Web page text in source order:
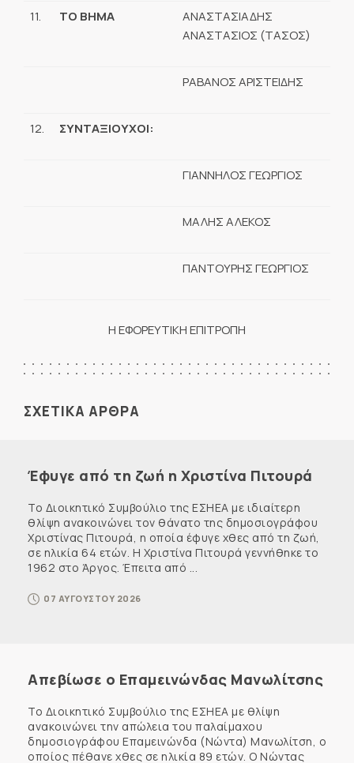
11. ΤΟ ΒΗΜΑ
ΑΝΑΣΤΑΣΙΑΔΗΣ
ΑΝΑΣΤΑΣΙΟΣ (ΤΑΣΟΣ)
ΡΑΒΑΝΟΣ ΑΡΙΣΤΕΙΔΗΣ
12. ΣΥΝΤΑΞΙΟΥΧΟΙ:
ΓΙΑΝΝΗΛΟΣ ΓΕΩΡΓΙΟΣ
ΜΑΛΗΣ ΑΛΕΚΟΣ
ΠΑΝΤΟΥΡΗΣ ΓΕΩΡΓΙΟΣ
Η ΕΦΟΡΕΥΤΙΚΗ ΕΠΙΤΡΟΠΗ
ΣΧΕΤΙΚΑ ΑΡΘΡΑ
Έφυγε από τη ζωή η Χριστίνα Πιτουρά
Το Διοικητικό Συμβούλιο της ΕΣΗΕΑ με ιδιαίτερη
θλίψη ανακοινώνει τον θάνατο της δημοσιογράφου
Χριστίνας Πιτουρά, η οποία έφυγε χθες από τη ζωή,
σε ηλικία 64 ετών. Η Χριστίνα Πιτουρά γεννήθηκε το
1962 στο Άργος. Έπειτα από ...
07 ΑΥΓΟΥΣΤΟΥ 2026
Απεβίωσε ο Επαμεινώνδας Μανωλίτσης
Το Διοικητικό Συμβούλιο της ΕΣΗΕΑ με θλίψη
ανακοινώνει την απώλεια του παλαίμαχου
δημοσιογράφου Επαμεινώνδα (Νώντα) Μανωλίτση, ο
οποίος πέθανε χθες σε ηλικία 89 ετών. Ο Νώντας